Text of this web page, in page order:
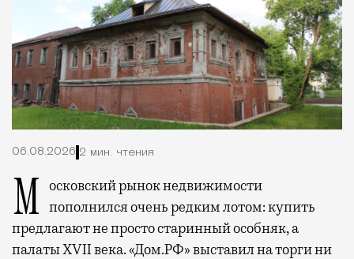
06.08.2026 2 мин. чтения
Московский рынок недвижимости пополнился очень редким лотом: купить
предлагают не просто старинный особняк, а
палаты XVII века. «Дом.РФ» выставил на торги ни